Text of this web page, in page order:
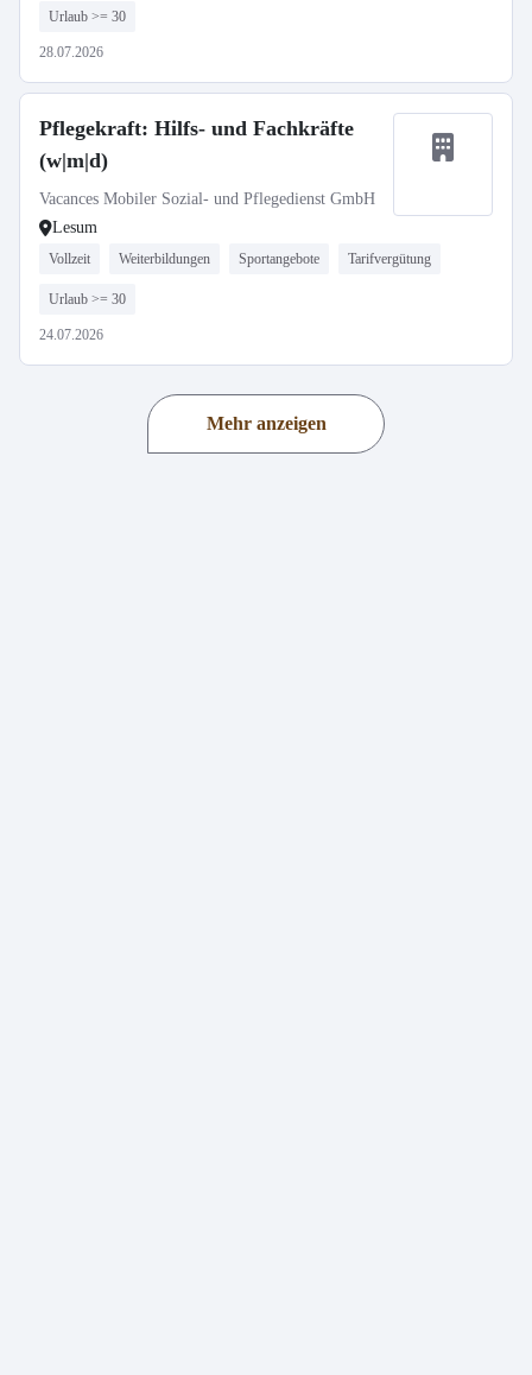
Urlaub >= 30
28.07.2026
Pflegekraft: Hilfs- und Fachkräfte
(w|m|d)
Vacances Mobiler Sozial- und Pflegedienst GmbH
Lesum
Vollzeit Weiterbildungen Sportangebote Tarifvergütung
Urlaub >= 30
24.07.2026
Mehr anzeigen